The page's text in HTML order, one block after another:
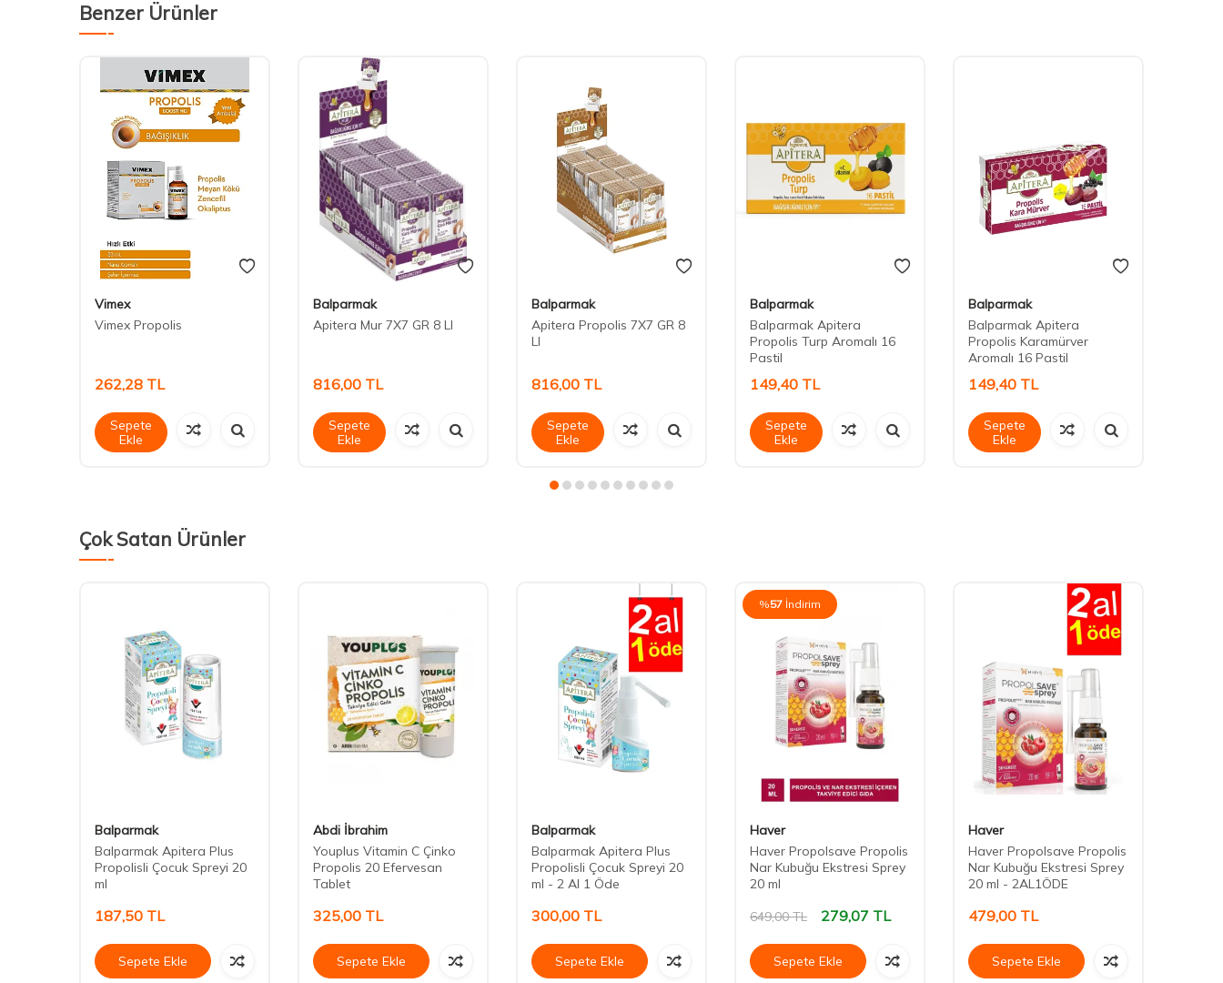
Benzer Ürünler
Vimex
Vimex Propolis
262,28 TL
Sepete
Ekle
Balparmak
Apitera Mur 7X7 GR 8 LI
816,00 TL
Sepete
Ekle
Balparmak
Apitera Propolis 7X7 GR 8
LI
816,00 TL
Sepete
Ekle
Balparmak
Balparmak Apitera
Propolis Turp Aromalı 16
Pastil
149,40 TL
Sepete
Ekle
Balparmak
Balparmak Apitera
Propolis Karamürver
Aromalı 16 Pastil
149,40 TL
Sepete
Ekle
Çok Satan Ürünler
Balparmak
Balparmak Apitera Plus
Propolisli Çocuk Spreyi 20
ml
187,50 TL
Sepete Ekle
Abdi İbrahim
Youplus Vitamin C Çinko
Propolis 20 Efervesan
Tablet
325,00 TL
Sepete Ekle
Balparmak
Balparmak Apitera Plus
Propolisli Çocuk Spreyi 20
ml - 2 Al 1 Öde
300,00 TL
Sepete Ekle
%57 İndirim
Haver
Haver Propolsave Propolis
Nar Kubuğu Ekstresi Sprey
20 ml
649,00TL 279,07 TL
Sepete Ekle
Haver
Haver Propolsave Propolis
Nar Kubuğu Ekstresi Sprey
20 ml - 2AL1ÖDE
479,00 TL
Sepete Ekle